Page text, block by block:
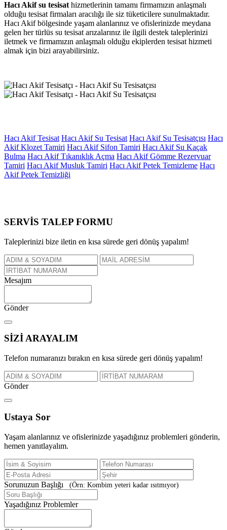
Hacı Akif su tesisat hizmetlerinin tamamı firmamızın anlaşmalı
olduğu tesisat firmaları aracılığı ile siz tüketicilere sunulmaktadır.
Hacı Akif bölgesinde yaşam alanlarınız ve ofislerinizde meydana
gelen her türlüs su tesisat arızalarınız ile ilgili destek taleplerinizi
iletmek ve firmamızın anlaşmalı olduğu ekiplerden tesisat hizmeti
almak için bizi arayabilirsiniz.
Hacı Akif Tesisat Hacı Akif Su Tesisat Hacı Akif Su Tesisatçısı Hacı
Akif Klozet Tamiri Hacı Akif Sifon Tamiri Hacı Akif Su Kaçak
Bulma Hacı Akif Tıkanıklık Açma Hacı Akif Gömme Rezervuar
Tamiri Hacı Akif Musluk Tamiri Hacı Akif Petek Temizleme Hacı
Akif Petek Temizliği
SERVİS TALEP FORMU
Taleplerinizi bize iletin en kısa sürede geri dönüş yapalım!
Mesajım
Gönder
SİZİARAYALIM
Telefon numaranızı bırakın en kısa sürede geri dönüş yapalım!
Gönder
Ustaya Sor
Yaşam alanlarınız ve ofislerinizde yaşadığınız problemleri gönderin,
hemen yanıtlayalım.
Sorunuzun Başlığı (Örn: Kombim yeteri kadar ısıtmıyor)
Yaşadığınız Problemler